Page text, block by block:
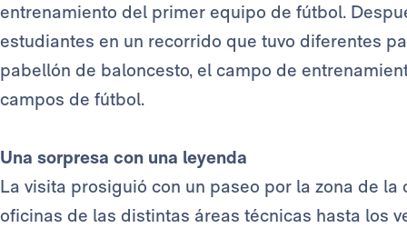
entrenamiento del primer equipo de fútbol.
estudiantes en un recorrido que tuvo diferentes
pabellón de baloncesto, el campo de
campos de fútbol.
Una sorpresa con una leyenda
La visita prosiguió con un paseo por la zona de
oficinas de las distintas áreas técnicas hasta los